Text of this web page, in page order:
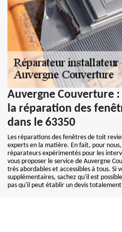
Auvergne Couverture
la réparation des
dans le 63350
Les réparations des fenêtres de toit
experts en la matière. En fait, pour
réparateurs expérimentés pour les
vous proposer le service de Auvergne
très abordables et accessibles à tous. Si
supplémentaires, sachez qu'il est
pas qu'il peut établir un devis